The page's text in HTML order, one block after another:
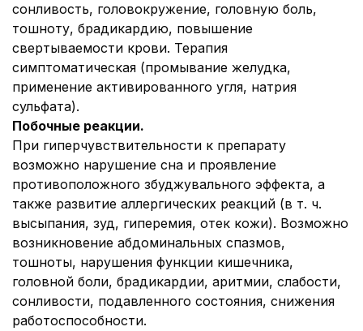
сонливость, головокружение, головную боль,
тошноту, брадикардию, повышение
свертываемости крови. Терапия
симптоматическая (промывание желудка,
применение активированного угля, натрия
сульфата).
Побочные реакции.
При гиперчувствительности к препарату
возможно нарушение сна и проявление
противоположного збуджувального эффекта, а
также развитие аллергических реакций (в т. ч.
высыпания, зуд, гиперемия, отек кожи). Возможно
возникновение абдоминальных спазмов,
тошноты, нарушения функции кишечника,
головной боли, брадикардии, аритмии, слабости,
сонливости, подавленного состояния, снижения
работоспособности.